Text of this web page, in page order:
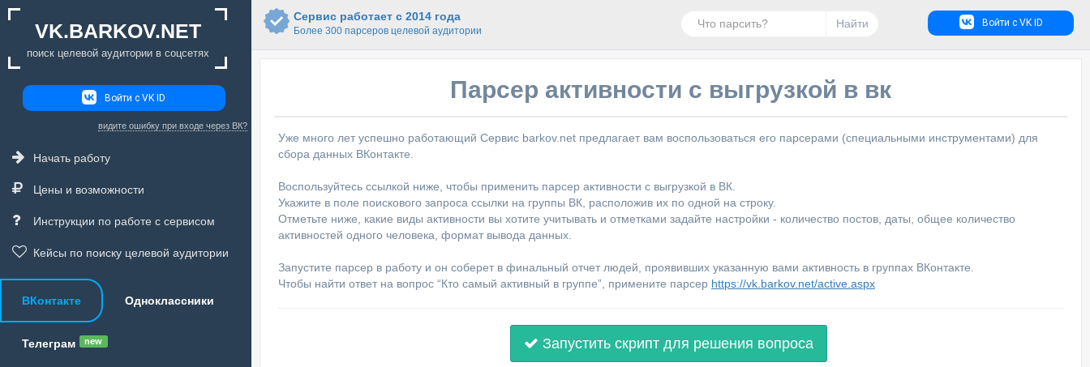
Сервис работает с 2014 года
Более 300 парсеров целевой аудитории
Войти с VK ID
Найти
Парсер активности с выгрузкой в вк
Уже много лет успешно работающий Сервис barkov.net предлагает вам воспользоваться его парсерами (специальными инструментами) для
сбора данных ВКонтакте.
Воспользуйтесь ссылкой ниже, чтобы применить парсер активности с выгрузкой в ВК.
Укажите в поле поискового запроса ссылки на группы ВК, расположив их по одной на строку.
Отметьте ниже, какие виды активности вы хотите учитывать и отметками задайте настройки - количество постов, даты, общее количество
активностей одного человека, формат вывода данных.
Запустите парсер в работу и он соберет в финальный отчет людей, проявивших указанную вами активность в группах ВКонтакте.
Чтобы найти ответ на вопрос “Кто самый активный в группе”, примените парсер https://vk.barkov.net/active.aspx
Запустить скрипт для решения вопроса
VK.BARKOV.NET
поиск целевой аудитории в соцсетях
Войти с VK ID
видите ошибку при входе через ВК?
Начать работу
Цены и возможности
Инструкции по работе с сервисом
Кейсы по поиску целевой аудитории
ВКонтакте Одноклассники
Телеграм new